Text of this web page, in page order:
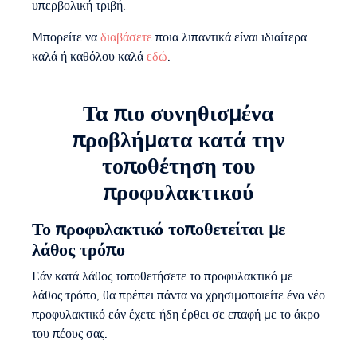
υπερβολική τριβή.
Μπορείτε ναδιαβάσετε ποια λιπαντικά είναι ιδιαίτερα
καλά ή καθόλου καλάεδώ.
Τα πιο συνηθισμένα
προβλήματα κατά την
τοποθέτηση του
προφυλακτικού
Το προφυλακτικό τοποθετείται με
λάθος τρόπο
Εάν κατά λάθος τοποθετήσετε το προφυλακτικό με
λάθος τρόπο, θα πρέπει πάντα να χρησιμοποιείτε ένα νέο
προφυλακτικό εάν έχετε ήδη έρθει σε επαφή με το άκρο
του πέους σας.